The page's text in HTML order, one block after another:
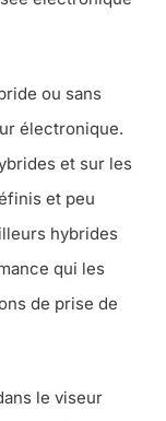
ou sans
électronique.
et sur les
et peu
hybrides
qui les
de prise de
le viseur